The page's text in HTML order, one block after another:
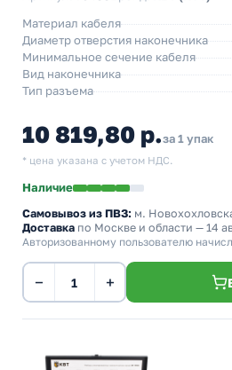
Материал кабеля
Диаметр отверстия наконечника
Минимальное сечение кабеля
Вид наконечника
Тип разъема
10 819,80 р.за 1 упак
* цена указана с учетом НДС.
Наличие
Самовывоз из ПВЗ: м.
Доставка по Москве и области — 14
Авторизованному пользователю
− +